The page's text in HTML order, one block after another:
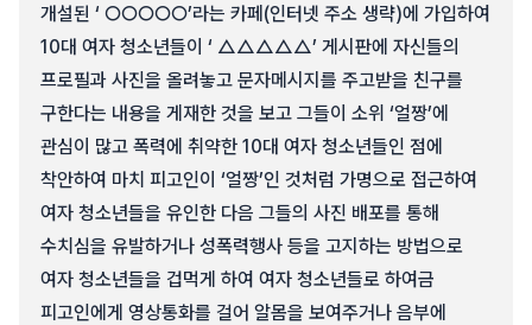
개설된 ‘ ○○○○○’라는 카페(인터넷 주소 생략)에 가입하여
10대 여자 청소년들이 ‘ △△△△△’ 게시판에 자신들의
프로필과 사진을 올려놓고 문자메시지를 주고받을 친구를
구한다는 내용을 게재한 것을 보고 그들이 소위 ‘얼짱’에
관심이 많고 폭력에 취약한 10대 여자 청소년들인 점에
착안하여 마치 피고인이 ‘얼짱’인 것처럼 가명으로 접근하여
여자 청소년들을 유인한 다음 그들의 사진 배포를 통해
수치심을 유발하거나 성폭력행사 등을 고지하는 방법으로
여자 청소년들을 겁먹게 하여 여자 청소년들로 하여금
피고인에게 영상통화를 걸어 알몸을 보여주거나 음부에